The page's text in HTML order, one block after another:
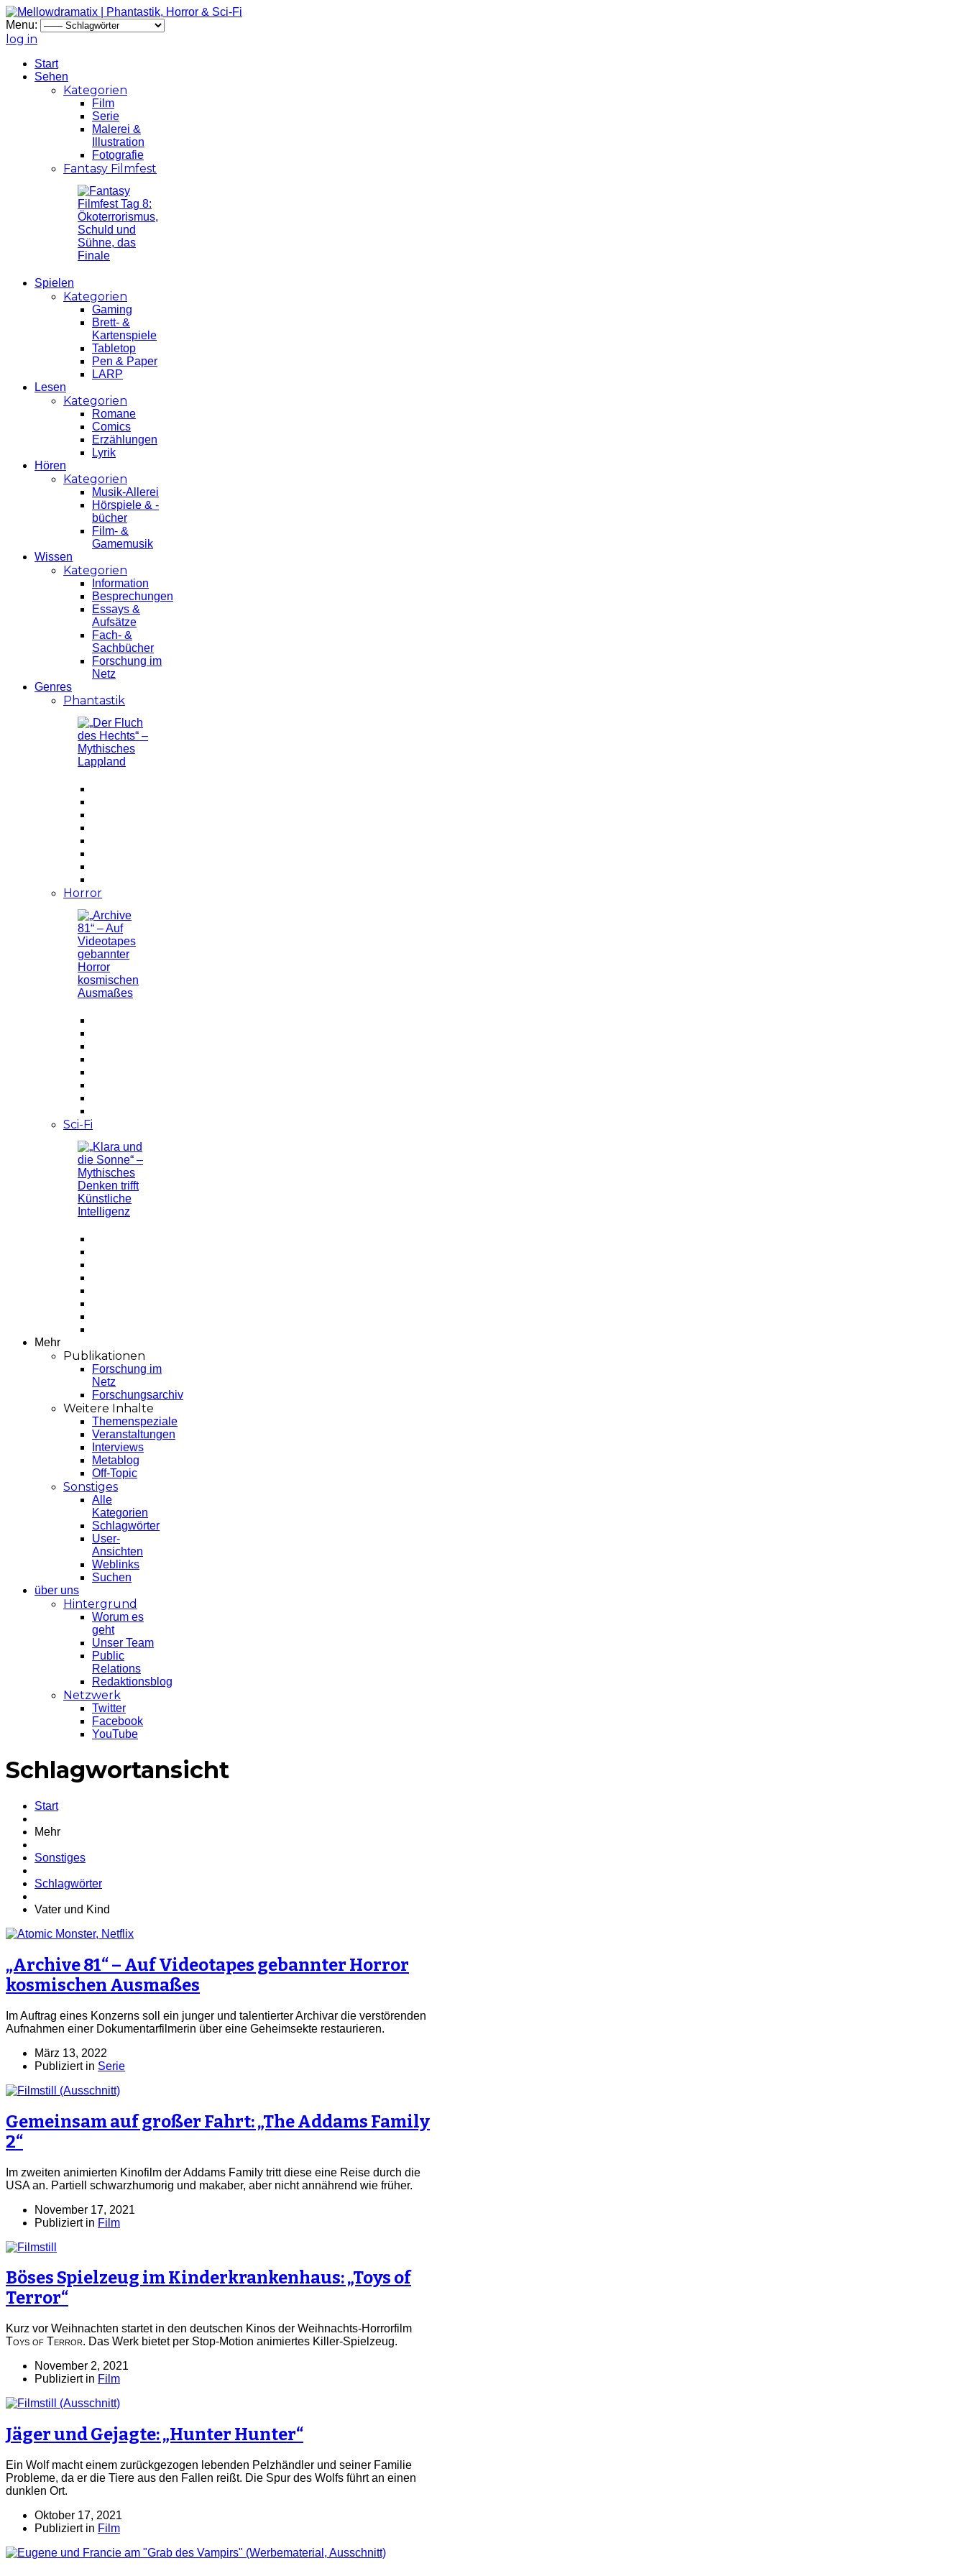
Menu:
log in
Start
Sehen
Kategorien
Film
Serie
Malerei &
Illustration
Fotografie
Fantasy Filmfest
Spielen
Kategorien
Gaming
Brett- &
Kartenspiele
Tabletop
Pen & Paper
LARP
Lesen
Kategorien
Romane
Comics
Erzählungen
Lyrik
Hören
Kategorien
Musik-Allerei
Hörspiele & -
bücher
Film- &
Gamemusik
Wissen
Kategorien
Information
Besprechungen
Essays &
Aufsätze
Fach- &
Sachbücher
Forschung im
Netz
Genres
Phantastik
Horror
Sci-Fi
Mehr
Publikationen
Forschung im
Netz
Forschungsarchiv
Weitere Inhalte
Themenspeziale
Veranstaltungen
Interviews
Metablog
Off-Topic
Sonstiges
Alle
Kategorien
Schlagwörter
User-
Ansichten
Weblinks
Suchen
über uns
Hintergrund
Worum es
geht
Unser Team
Public
Relations
Redaktionsblog
Netzwerk
Twitter
Facebook
YouTube
Schlagwortansicht
Start
Mehr
Sonstiges
Schlagwörter
Vater und Kind
„Archive 81“ – Auf Videotapes gebannter Horror
kosmischen Ausmaßes
Im Auftrag eines Konzerns soll ein junger und talentierter Archivar die verstörenden
Aufnahmen einer Dokumentarfilmerin über eine Geheimsekte restaurieren.
März 13, 2022
Publiziert in Serie
Gemeinsam auf großer Fahrt: „The Addams Family
2“
Im zweiten animierten Kinofilm der Addams Family tritt diese eine Reise durch die
USA an. Partiell schwarzhumorig und makaber, aber nicht annährend wie früher.
November 17, 2021
Publiziert in Film
Böses Spielzeug im Kinderkrankenhaus: „Toys of
Terror“
Kurz vor Weihnachten startet in den deutschen Kinos der Weihnachts-Horrorfilm
Toys of Terror. Das Werk bietet per Stop-Motion animiertes Killer-Spielzeug.
November 2, 2021
Publiziert in Film
Jäger und Gejagte: „Hunter Hunter“
Ein Wolf macht einem zurückgezogen lebenden Pelzhändler und seiner Familie
Probleme, da er die Tiere aus den Fallen reißt. Die Spur des Wolfs führt an einen
dunklen Ort.
Oktober 17, 2021
Publiziert in Film